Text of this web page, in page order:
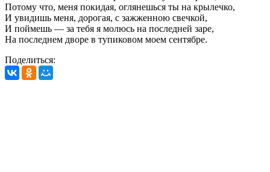
Потому что, меня покидая, оглянешься ты на крылечко,
И увидишь меня, дорогая, с зажженною свечкой,
И поймешь — за тебя я молюсь на последней заре,
На последнем дворе в тупиковом моем сентябре.
Поделиться: